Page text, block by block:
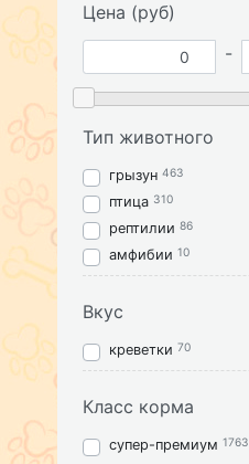
Цена (руб)
-
Тип животного
грызун 463
птица 310
рептилии 86
амфибии 10
Вкус
креветки 70
Класс корма
супер-премиум 1763